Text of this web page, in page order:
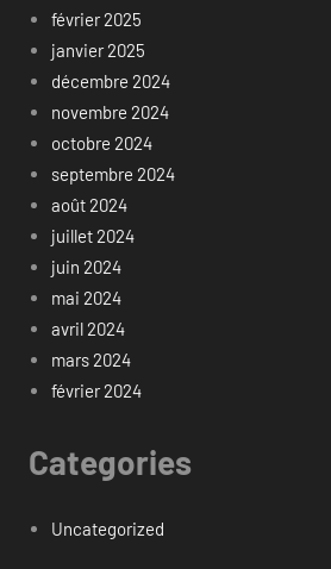
février 2025
janvier 2025
décembre 2024
novembre 2024
octobre 2024
septembre 2024
août 2024
juillet 2024
juin 2024
mai 2024
avril 2024
mars 2024
février 2024
Categories
Uncategorized